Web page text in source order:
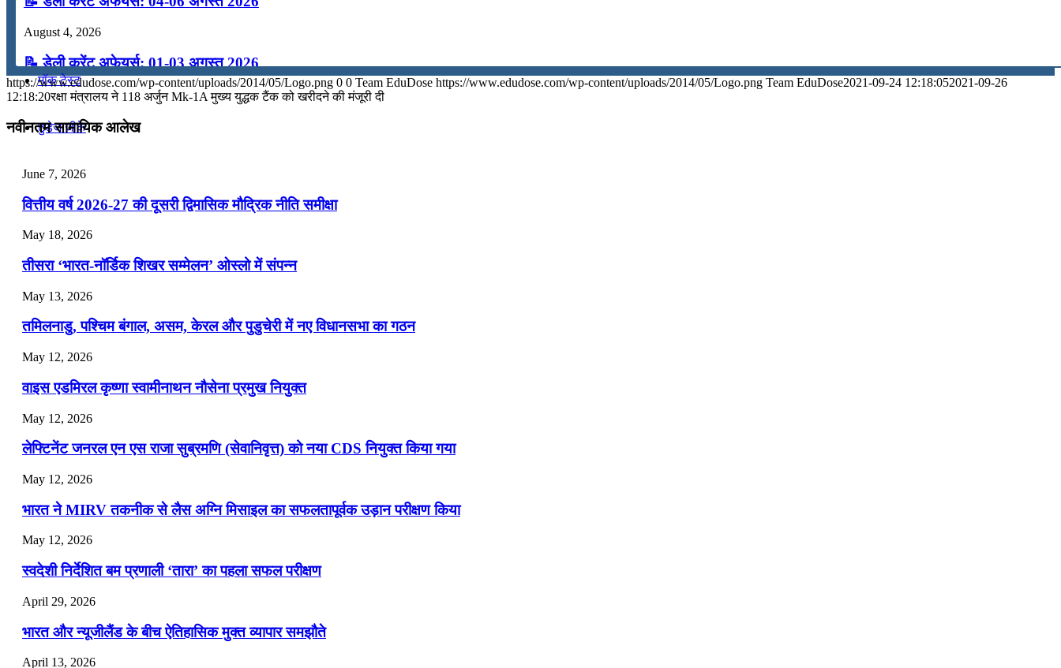
अंग्रेजी
मॉक टेस्ट
टुडेज जीके
Menu Menu
August 4, 2026
📝 डेली करेंट अफेयर्स: 01-03 अगस्त 2026
July 31, 2026
📝 डेली करेंट अफेयर्स: 28-31 जुलाई 2026
📝 डेली करेंट अफेयर्स: 25-27 जुलाई 2026
July 25, 2026
📝 डेली करेंट अफेयर्स: 22-24 जुलाई 2026
July 22, 2026
📝 डेली करेंट अफेयर्स: 19-21 जुलाई 2026
July 19, 2026
📝 डेली करेंट अफेयर्स: 16-18 जुलाई 2026
https://www.edudose.com/wp-content/uploads/2014/05/Logo.png 0 0 Team EduDose https://www.edudose.com/wp-content/uploads/2014/05/Logo.png Team EduDose2021-09-24 12:18:052021-09-26
12:18:20रक्षा मंत्रालय ने 118 अर्जुन Mk-1A मुख्य युद्धक टैंक को खरीदने की मंजूरी दी
नवीनतम सामायिक आलेख
June 7, 2026
वित्तीय वर्ष 2026-27 की दूसरी द्विमासिक मौद्रिक नीति समीक्षा
May 18, 2026
तीसरा ‘भारत-नॉर्डिक शिखर सम्मेलन’ ओस्लो में संपन्न
May 13, 2026
तमिलनाडु, पश्चिम बंगाल, असम, केरल और पुडुचेरी में नए विधानसभा का गठन
May 12, 2026
वाइस एडमिरल कृष्णा स्वामीनाथन नौसेना प्रमुख नियुक्त
May 12, 2026
लेफ्टिनेंट जनरल एन एस राजा सुब्रमणि (सेवानिवृत्त) को नया CDS नियुक्त किया गया
May 12, 2026
भारत ने MIRV तकनीक से लैस अग्नि मिसाइल का सफलतापूर्वक उड़ान परीक्षण किया
May 12, 2026
स्वदेशी निर्देशित बम प्रणाली ‘तारा’ का पहला सफल परीक्षण
April 29, 2026
भारत और न्यूजीलैंड के बीच ऐतिहासिक मुक्त व्यापार समझौते
April 13, 2026